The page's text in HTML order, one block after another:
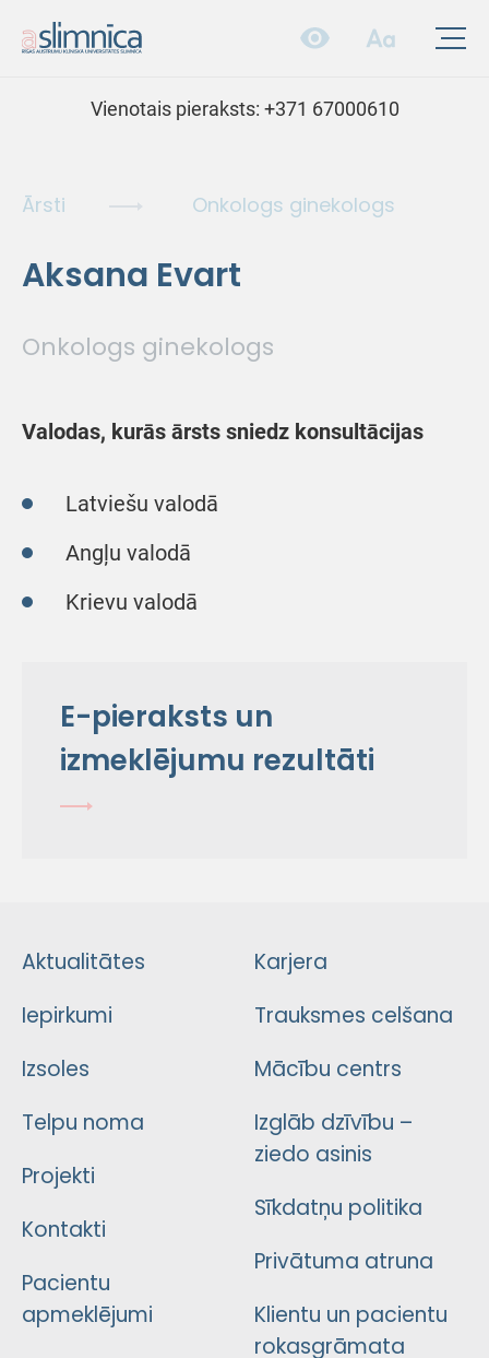
Vienotais pieraksts: +371 67000610
Ārsti Onkologs ginekologs
Aksana Evart
Onkologs ginekologs
Valodas, kurās ārsts sniedz konsultācijas
Latviešu valodā
Angļu valodā
Krievu valodā
E-pieraksts un
izmeklējumu rezultāti
Aktualitātes
Iepirkumi
Izsoles
Telpu noma
Projekti
Kontakti
Pacientu
apmeklējumi
Karjera
Trauksmes celšana
Mācību centrs
Izglāb dzīvību –
ziedo asinis
Sīkdatņu politika
Privātuma atruna
Klientu un pacientu
rokasgrāmata